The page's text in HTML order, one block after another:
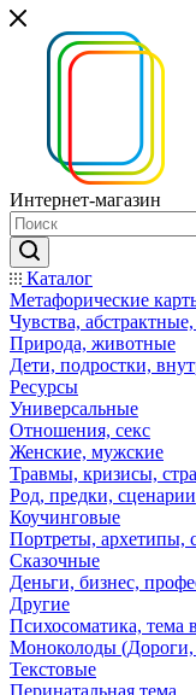
Интернет-магазин
Каталог
Mетафорические
Чувства,
Природа, животные
Дети, подростки,
Ресурсы
Универсальные
Отношения, секс
Женские, мужские
Травмы, кризисы,
Род, предки, сценарии
Коучинговые
Портреты, архетипы,
Сказочные
Деньги, бизнес,
Другие
Психосоматика, тема
Моноколоды (Дороги,
Текстовые
Перинатальная тема